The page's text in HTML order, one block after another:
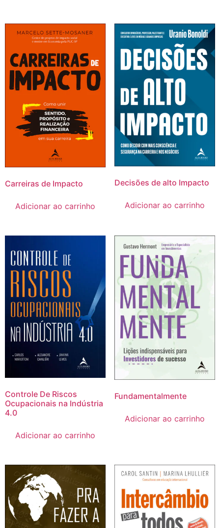
Carreiras de Impacto
Adicionar ao carrinho
Decisões de alto Impacto
Adicionar ao carrinho
Controle De Riscos
Ocupacionais na Indústria
4.0
Adicionar ao carrinho
Fundamentalmente
Adicionar ao carrinho